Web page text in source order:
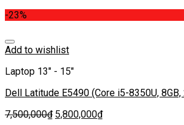
-23%
Add to wishlist
Laptop 13" - 15"
Dell Latitude E5490 (Core i5-8350U, 8GB,
7,500,000₫ 5,800,000₫